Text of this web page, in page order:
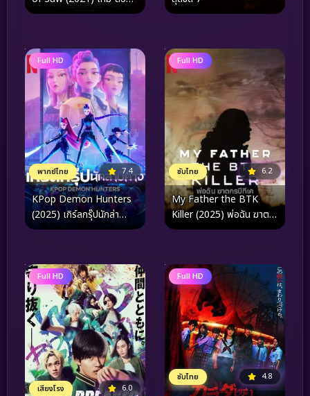
อำมหิต
Full HD
พากย์ไทย 7.4
KPop Demon Hunters
(2025) เกิร์ลกรุ๊ปนักล่า
ปีศาจ
Full HD
ซับไทย 6.2
My Father the BTK
Killer (2025) พ่อฉัน ฆาต
กรบีทีเค
Full HD
เสียงโรง 6.0
Full HD
ซับไทย 4.8